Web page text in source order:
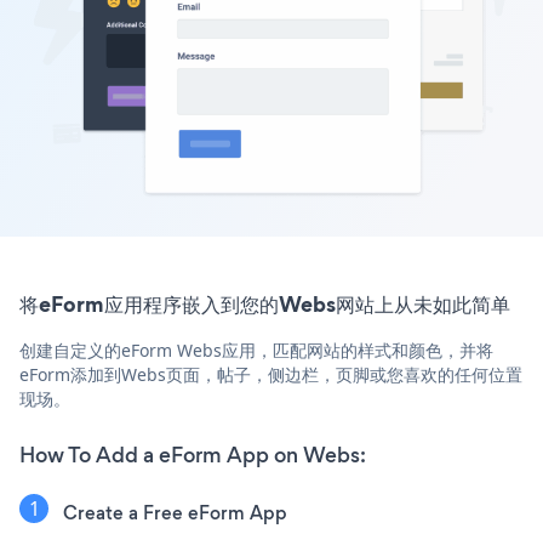
将eForm应用程序嵌入到您的Webs网站上从未如此简单
创建自定义的eForm Webs应用，匹配网站的样式和颜色，并将
eForm添加到Webs页面，帖子，侧边栏，页脚或您喜欢的任何位置
现场。
How To Add a eForm App on Webs:
Create a Free eForm App